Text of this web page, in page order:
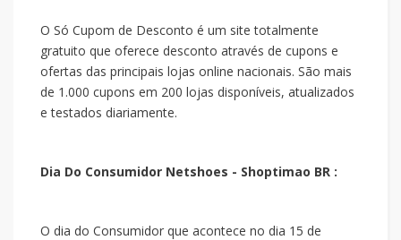
O Só Cupom de Desconto é um site totalmente
gratuito que oferece desconto através de cupons e
ofertas das principais lojas online nacionais. São mais
de 1.000 cupons em 200 lojas disponíveis, atualizados
e testados diariamente.
Dia Do Consumidor Netshoes - Shoptimao BR :
O dia do Consumidor que acontece no dia 15 de